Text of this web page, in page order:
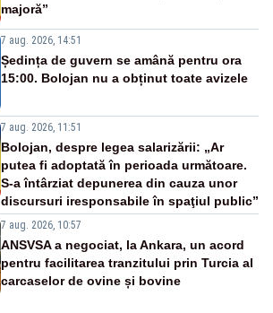
majoră”
7 aug. 2026, 14:51
Ședința de guvern se amână pentru ora
15:00. Bolojan nu a obținut toate avizele
7 aug. 2026, 11:51
Bolojan, despre legea salarizării: „Ar
putea fi adoptată în perioada următoare.
S-a întârziat depunerea din cauza unor
discursuri iresponsabile în spaţiul public”
7 aug. 2026, 10:57
ANSVSA a negociat, la Ankara, un acord
pentru facilitarea tranzitului prin Turcia al
carcaselor de ovine și bovine